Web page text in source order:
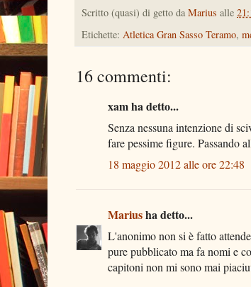
Scritto (quasi) di getto da Marius alle
Etichette: Atletica Gran Sasso Teramo,
16 commenti:
xam ha detto...
Senza nessuna intenzione di
fare pessime figure. Passando
18 maggio 2012 alle ore 22:48
Mariusha detto...
L'anonimo non si è fatto
pure pubblicato ma fa nomi e
capitoni non mi sono mai